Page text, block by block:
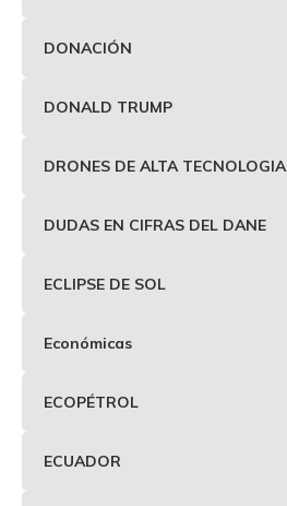
DONACIÓN
DONALD TRUMP
DRONES DE ALTA TECNOLOGIA
DUDAS EN CIFRAS DEL DANE
ECLIPSE DE SOL
Económicas
ECOPÉTROL
ECUADOR